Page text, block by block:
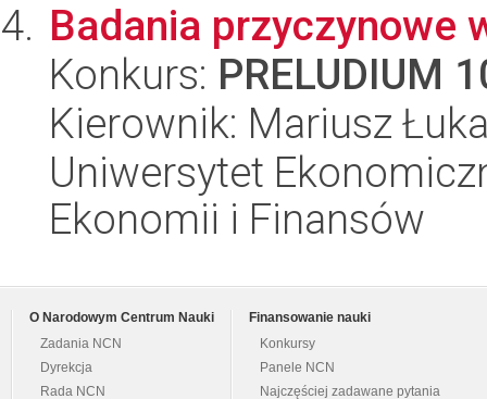
Badania przyczynowe
Konkurs: PRELUDIUM
Kierownik: Mariusz
Uniwersytet
Ekonomii i Finansów
O Narodowym Centrum Nauki
Zadania NCN
Dyrekcja
Rada NCN
Finansowanie nauki
Konkursy
Panele NCN
Najczęściej zadawane pytania